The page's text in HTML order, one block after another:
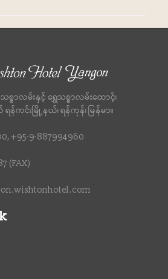
စ္စာလမ်းနှင့် ရွှေသစ္စာလမ်းထောင့်၊
န်ကင်းမြို့နယ်၊ ရန်ကုန်၊ မြန်မာ။
+95-9-887994960
(FAX)